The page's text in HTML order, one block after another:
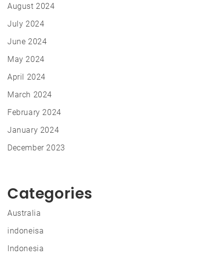
August 2024
July 2024
June 2024
May 2024
April 2024
March 2024
February 2024
January 2024
December 2023
Categories
Australia
indoneisa
Indonesia